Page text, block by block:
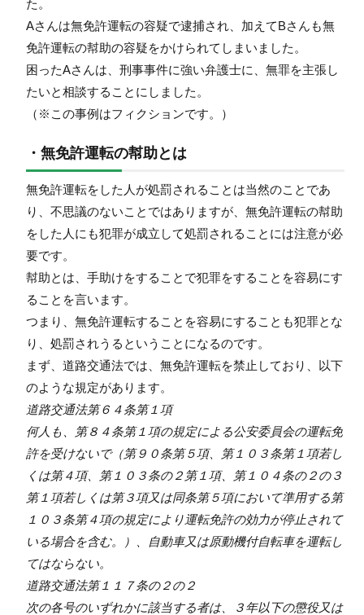
た。
Aさんは無免許運転の容疑で逮捕され、加えてBさんも無
免許運転の幇助の容疑をかけられてしまいました。
困ったAさんは、刑事事件に強い弁護士に、無罪を主張し
たいと相談することにしました。
（※この事例はフィクションです。）
・無免許運転の幇助とは
無免許運転をした人が処罰されることは当然のことであ
り、不思議のないことではありますが、無免許運転の幇助
をした人にも犯罪が成立して処罰されることには注意が必
要です。
幇助とは、手助けをすることで犯罪をすることを容易にす
ることを言います。
つまり、無免許運転することを容易にすることも犯罪とな
り、処罰されうるということになるのです。
まず、道路交通法では、無免許運転を禁止しており、以下
のような規定があります。
道路交通法第６４条第１項
何人も、第８４条第１項の規定による公安委員会の運転免
許を受けないで（第９０条第５項、第１０３条第１項若し
くは第４項、第１０３条の２第１項、第１０４条の２の３
第１項若しくは第３項又は同条第５項において準用する第
１０３条第４項の規定により運転免許の効力が停止されて
いる場合を含む。）、自動車又は原動機付自転車を運転し
てはならない。
道路交通法第１１７条の２の２
次の各号のいずれかに該当する者は、３年以下の懲役又は